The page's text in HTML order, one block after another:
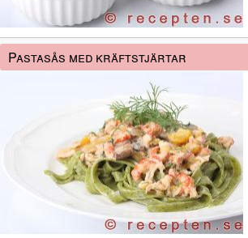
Pastasås med kräftstjärtar